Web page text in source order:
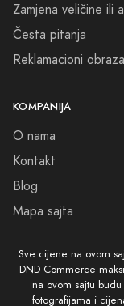
Zamjena veličine ili
Česta pitanja
Reklamacioni
KOMPANIJA
O nama
Kontakt
Blog
Mapa sajta
Sve cijene na ovom
DND Commerce
na ovom sajtu
fotografijama i